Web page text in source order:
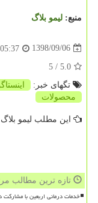
منبع: لیمو بلاگ
1398/09/06
5.0
/ 5
تگهای خبر:
محصولات
این مطلب لیمو
تازه ترین مطالب
خدمات درمانی اربعین با مشارکت